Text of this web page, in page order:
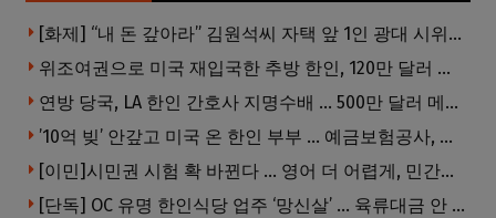
[화제] “내 돈 갚아라” 김원석씨 자택 앞 1인 광대 시위 … 한인 투자사, “108만 달러 못받아”
위조여권으로 미국 재입국한 추방 한인, 120만 달러 은행 사기 행각
연방 당국, LA 한인 간호사 지명수배 … 500만 달러 메디캐어 사기, 선고 직전 한국 도주
’10억 빚’ 안갚고 미국 온 한인 부부 … 예금보험공사, 미국서 소송
[이민]시민권 시험 확 바뀐다 … 영어 더 어렵게, 민간시험 도입 추진
[단독] OC 유명 한인식당 업주 ‘망신살’ … 육류대금 안 갚자 식당서 공개추심